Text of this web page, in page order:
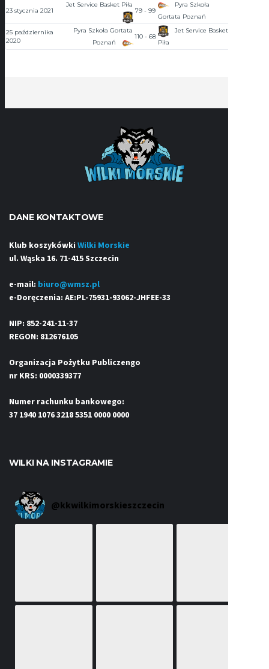
23 stycznia 2021
Jet Service Basket Piła
79 - 99
Pyra Szkoła
Gortata Poznań
25 października
2020
Pyra Szkoła Gortata
Poznań
110 - 68
Jet Service Basket
Piła
DANE KONTAKTOWE
Klub koszykówki Wilki Morskie
ul. Wąska 16. 71-415 Szczecin
e-mail: biuro@wmsz.pl
e-Doręczenia: AE:PL-75931-93062-JHFEE-33
NIP: 852-241-11-37
REGON: 812676105
Organizacja Pożytku Publiczengo
nr KRS: 0000339377
Numer rachunku bankowego:
37 1940 1076 3218 5351 0000 0000
WILKI NA INSTAGRAMIE
@kkwilkimorskieszczecin